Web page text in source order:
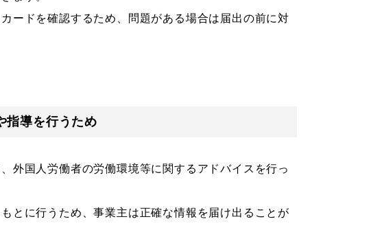
ードを確認するため、問題がある場合は届出の前に対
指導を行うため
外国人労働者の労働環境等に関するアドバイスを行っ
とに行うため、事業主は正確な情報を届け出ることが